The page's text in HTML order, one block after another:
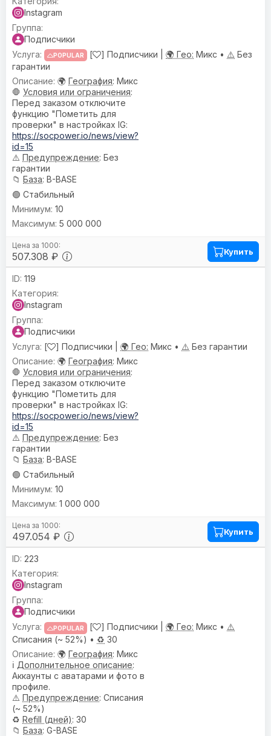
Instagram
Подписчики
POPULAR [ ] Подписчики | 🌍 Гео: Микс • ⚠️ Без
гарантии
🌍 География: Микс
🛑 Условия или ограничения:
Перед заказом отключите
функцию "Пометить для
проверки" в настройках IG:
https://socpower.io/news/view?
id=15
⚠️ Предупреждениe: Без
гарантии
📁 База: B-BASE
🟢 Стабильный
507.308 ₽
10
5 000 000
Купить
119
Instagram
Подписчики
[
] Подписчики | 🌍 Гео: Микс • ⚠️ Без гарантии
🌍 География: Микс
🛑 Условия или ограничения:
Перед заказом отключите
функцию "Пометить для
проверки" в настройках IG:
https://socpower.io/news/view?
id=15
⚠️ Предупреждениe: Без
гарантии
📁 База: B-BASE
🟢 Стабильный
497.054 ₽
10
1 000 000
Купить
223
Instagram
Подписчики
POPULAR [ ] Подписчики | 🌍 Гео: Микс • ⚠️
Списания (~ 52%) • ♻️ 30
🌍 География: Микс
ℹ️ Дополнительное описание:
Аккаунты с аватарами и фото в
профиле.
⚠️ Предупреждениe: Списания
(~ 52%)
♻️ Refill (дней): 30
📁 База: G-BASE